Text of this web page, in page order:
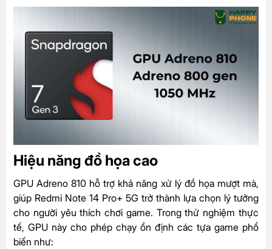
Hiệu năng đồ họa cao
GPU Adreno 810 hỗ trợ khả năng xử lý đồ họa mượt mà,
giúp Redmi Note 14 Pro+ 5G trở thành lựa chọn lý tưởng
cho người yêu thích chơi game. Trong thử nghiệm thực
tế, GPU này cho phép chạy ổn định các tựa game phổ
biến như: